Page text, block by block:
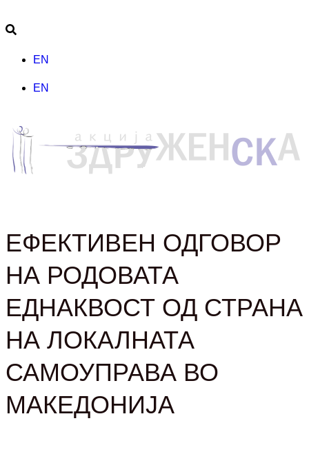
EN
EN
ЕФЕКТИВЕН ОДГОВОР
НА РОДОВАТА
ЕДНАКВОСТ ОД СТРАНА
НА ЛОКАЛНАТА
САМОУПРАВА ВО
МАКЕДОНИЈА